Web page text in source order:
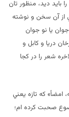
ديد، منظور تان
از آن سخن و نوشته
يا نو جوان
دريا و کابل و
شعر را در کجا
که تازه يعني
موضوع صحبت کرده ام؛